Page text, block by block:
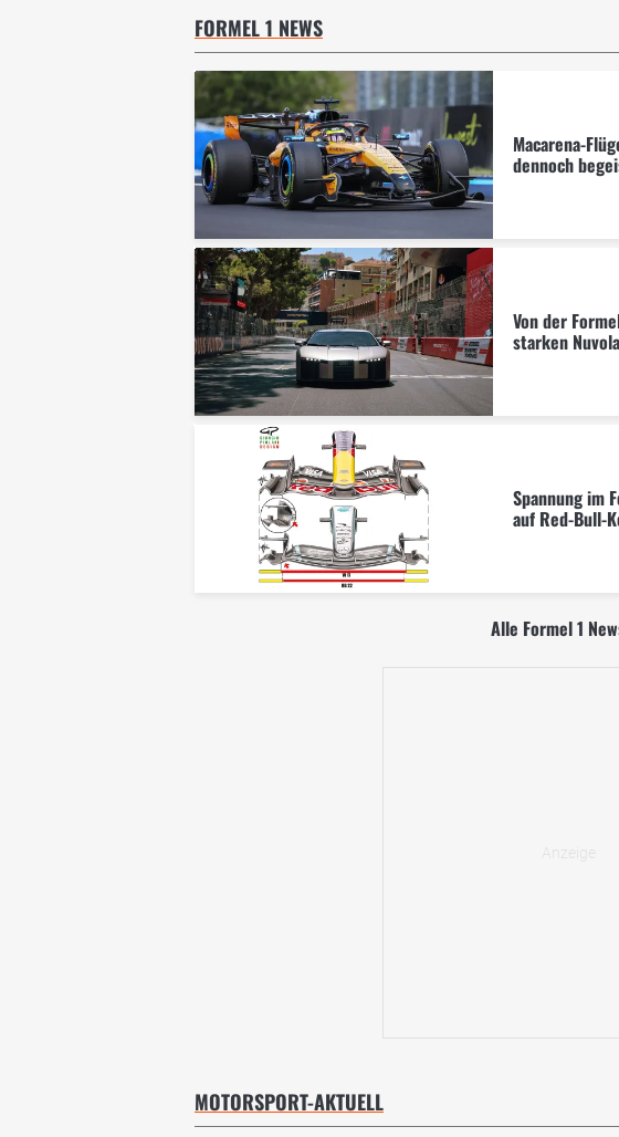
FORMEL 1 NEWS
Macarena-
dennoch
Von der
starken
Spannung im
auf Red-Bull-
Alle Formel 1
MOTORSPORT-AKTUELL